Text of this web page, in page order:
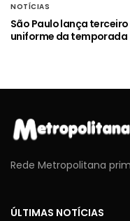
NOTÍCIAS
São Paulo lança terceiro
uniforme da temporada
Rede Metropolitana
ÚLTIMAS NOTÍCIAS